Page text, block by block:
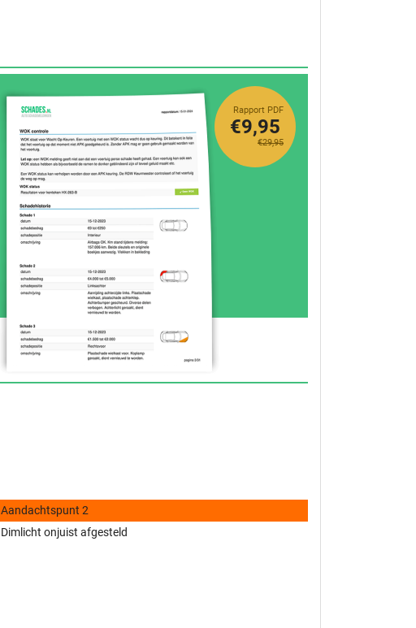
Rapport PDF
€29,95
€9,95
Aandachtspunt 2
Dimlicht onjuist afgesteld